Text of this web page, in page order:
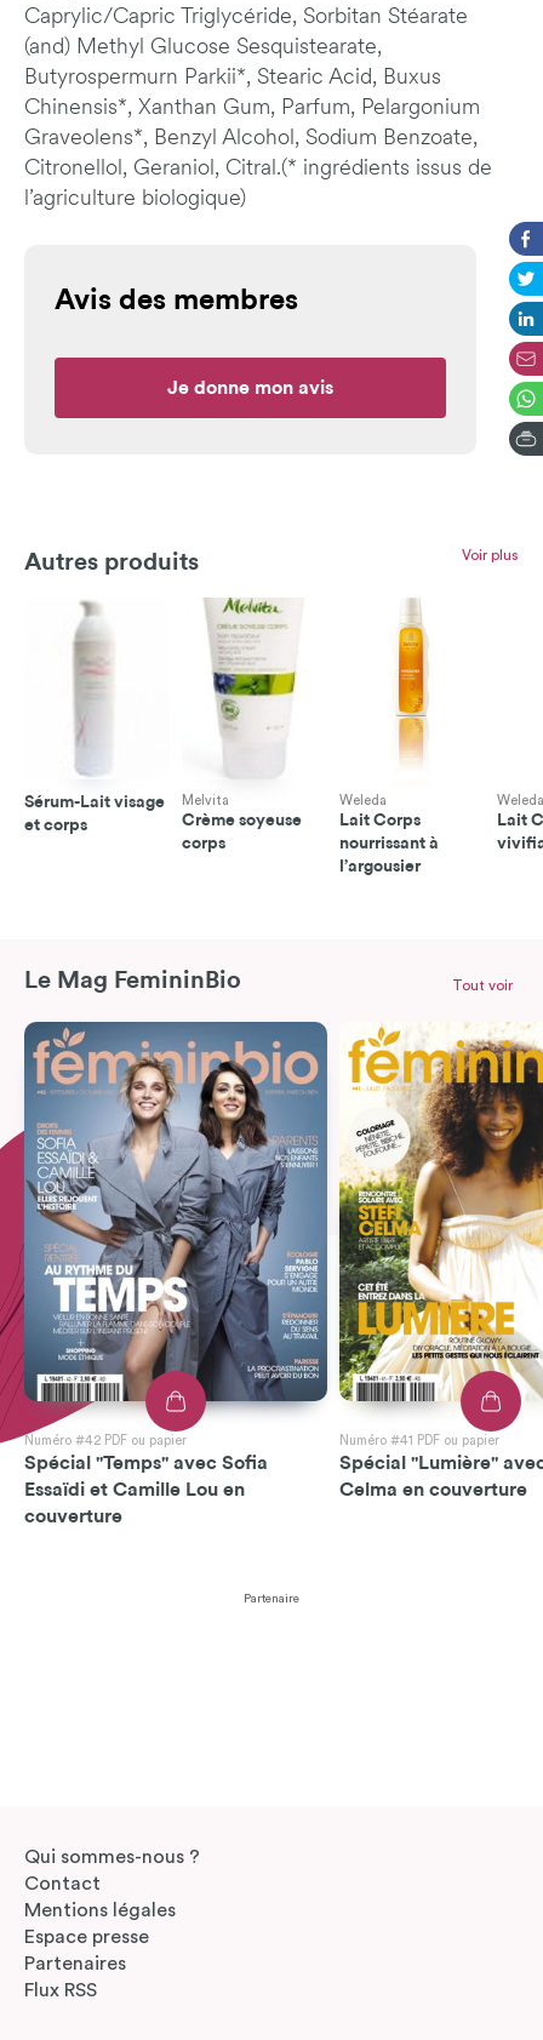
Caprylic/Capric Triglycéride, Sorbitan Stéarate
(and) Methyl Glucose Sesquistearate,
Butyrospermurn Parkii*, Stearic Acid, Buxus
Chinensis*, Xanthan Gum, Parfum, Pelargonium
Graveolens*, Benzyl Alcohol, Sodium Benzoate,
Citronellol, Geraniol, Citral.(* ingrédients issus de
l’agriculture biologique)
Avis des membres
Je donne mon avis
Autres produits Voir plus
Sérum-Lait visage
et corps
Melvita
Crème soyeuse
corps
Weleda
Lait Corps
nourrissant à
l’argousier
Weleda
Lait
Le Mag FemininBio
Numéro #42 PDF ou papier
Spécial "Temps" avec Sofia
Essaïdi et Camille Lou en
couverture
Numéro #41 PDF ou papier
Spécial "Lumière"
Celma en couverture
Tout voir
Partenaire
Qui sommes-nous ?
Contact
Mentions légales
Espace presse
Partenaires
Flux RSS